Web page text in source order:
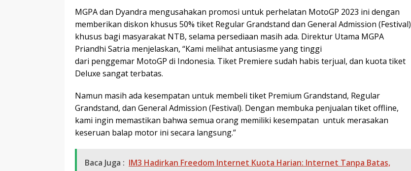
MGPA dan Dyandra mengusahakan promosi untuk perhelatan MotoGP 2023 ini dengan
memberikan diskon khusus 50% tiket Regular Grandstand dan General Admission (Festival)
khusus bagi masyarakat NTB, selama persediaan masih ada. Direktur Utama MGPA
Priandhi Satria menjelaskan, “Kami melihat antusiasme yang tinggi
dari penggemar MotoGP di Indonesia. Tiket Premiere sudah habis terjual, dan kuota tiket
Deluxe sangat terbatas.
Namun masih ada kesempatan untuk membeli tiket Premium Grandstand, Regular
Grandstand, dan General Admission (Festival). Dengan membuka penjualan tiket offline,
kami ingin memastikan bahwa semua orang memiliki kesempatan untuk merasakan
keseruan balap motor ini secara langsung.”
Baca Juga : IM3 Hadirkan Freedom Internet Kuota Harian: Internet Tanpa Batas,